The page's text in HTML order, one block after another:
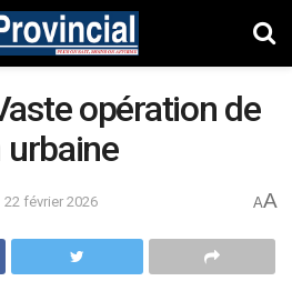
opération de
22 février 2026 AA